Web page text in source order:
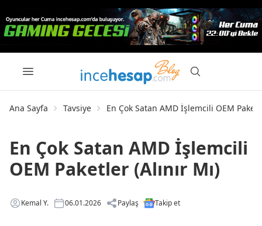
Ana Sayfa Tavsiye En Çok Satan AMD İşlemcili OEM
En Çok Satan AMD İşlemcili
OEM Paketler (Alınır Mı)
Kemal Y. 06.01.2026 Paylaş Takip et